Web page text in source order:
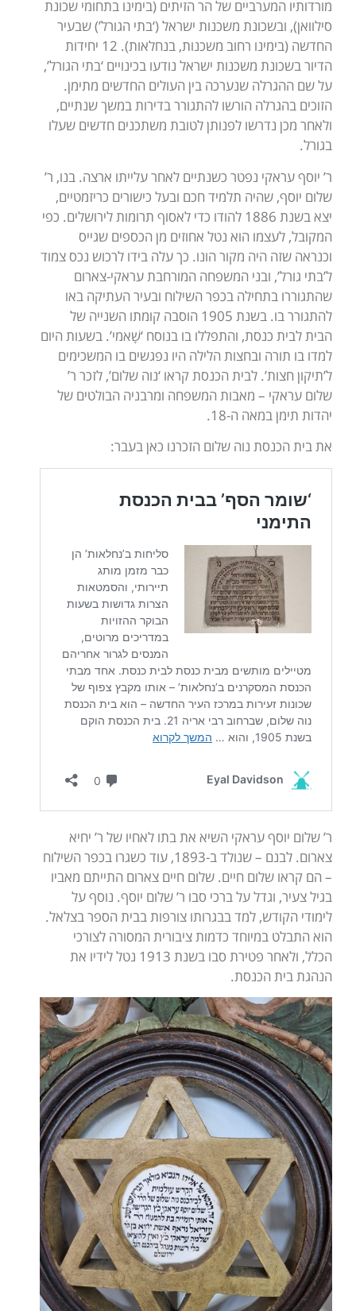
מורדותיו המערביים של הר הזיתים (בימינו בתחומי שכונת
סילוואן), ובשכונת משכנות ישראל (‘בתי הגורל’) שבעיר
החדשה (בימינו רחוב משכנות, בנחלאות). 12 יחידות
הדיור בשכונת משכנות ישראל נודעו בכינויים ‘בתי הגורל’,
על שם ההגרלה שנערכה בין העולים החדשים מתימן.
הזוכים בהגרלה הורשו להתגורר בדירות במשך שנתיים,
ולאחר מכן נדרשו לפנותן לטובת משתכנים חדשים שעלו
בגורל.
ר’ יוסף עראקי נפטר כשנתיים לאחר עלייתו ארצה. בנו, ר’
שלום יוסף, שהיה תלמיד חכם ובעל כישורים כריזמטיים,
יצא בשנת 1886 להודו כדי לאסוף תרומות לירושלים. כפי
המקובל, לעצמו הוא נטל אחוזים מן הכספים שגייס
וכנראה שזה היה מקור הונו. כך עלה בידו לרכוש נכס צמוד
ל’בתי גורל’, ובני המשפחה המורחבת עראקי-צארום
שהתגוררו בתחילה בכפר השילוח ובעיר העתיקה באו
להתגורר בו. בשנת 1905 הוסבה קומתו השנייה של
הבית לבית כנסת, והתפללו בו בנוסח ‘שָׁאמי’. בשעות היום
למדו בו תורה ובחצות הלילה היו נפגשים בו המשכימים
ל’תיקון חצות’. לבית הכנסת קראו ‘נוה שלום’, לזכר ר’
שלום עראקי – מאבות המשפחה ומרבניה הבולטים של
יהדות תימן במאה ה-18.
את בית הכנסת נוה שלום הזכרנו כאן בעבר:
ר’ שלום יוסף עראקי השיא את בתו לאחיו של ר’ יחיא
צארום. לבנם – שנולד ב-1893, עוד כשגרו בכפר השילוח
– הם קראו שלום חיים. שלום חיים צארום התייתם מאביו
בגיל צעיר, וגדל על ברכי סבו ר’ שלום יוסף. נוסף על
לימודי הקודש, למד בבגרותו צורפות בבית הספר בצלאל.
הוא התבלט במיוחד כדמות ציבורית המסורה לצורכי
הכלל, ולאחר פטירת סבו בשנת 1913 נטל לידיו את
הנהגת בית הכנסת.